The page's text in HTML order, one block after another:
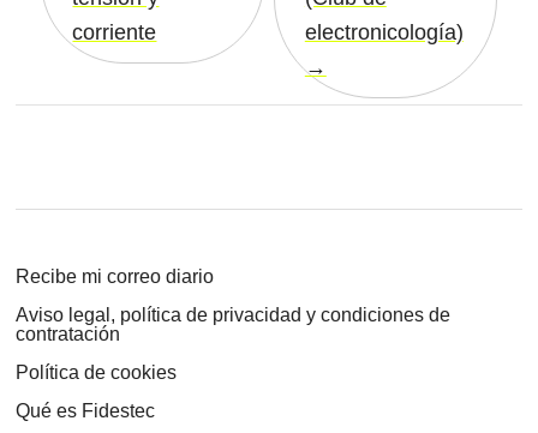
corriente
electronicología)
Recibe mi correo diario
Aviso legal, política de privacidad y condiciones de
contratación
Política de cookies
Qué es Fidestec